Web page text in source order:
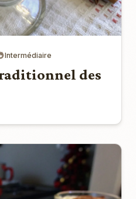
Intermédiaire
des